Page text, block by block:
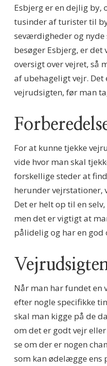
Esbjerg er en dejlig by,
tusinder af turister til
seværdigheder og nyde
besøger Esbjerg, er det
oversigt over vejret, så
af ubehageligt vejr.
vejrudsigten, før man
For at kunne tjekke
vide hvor man skal
forskellige steder at
herunder vejrstationer,
Det er helt op til en
men det er vigtigt at
pålidelig og har en god
Når man har fundet en
efter nogle specifikke
skal man kigge på de
om det er godt vejr
se om der er nogen
som kan ødelægge ens